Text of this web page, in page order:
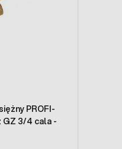
PROFI-
GZ 3/4 cala -